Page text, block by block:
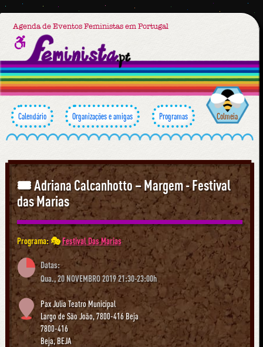
Agenda de Eventos Feministas em Portugal
Calendário Organizações e amigas Programas Colmeia
🎟 Adriana Calcanhotto – Margem - Festival
das Marias
Programa: 🎭Festival Das Marias
Datas:
Qua., 20 NOVEMBRO 2019 21:30-23:00h
Pax Julia Teatro Municipal
Largo de São João, 7800-416 Beja
7800-416
Beja,BEJA